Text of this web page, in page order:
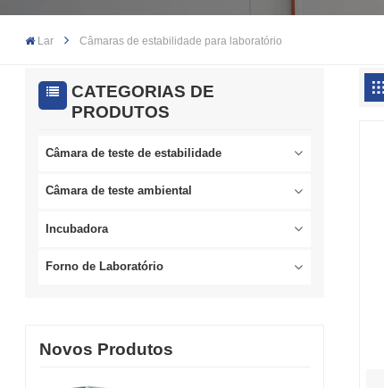
Lar Câmaras de estabilidade para laboratório
CATEGORIAS DE
PRODUTOS
Câmara de teste de estabilidade
Câmara de teste ambiental
Incubadora
Forno de Laboratório
Novos Produtos